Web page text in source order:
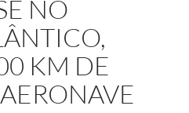
NO
KM DE